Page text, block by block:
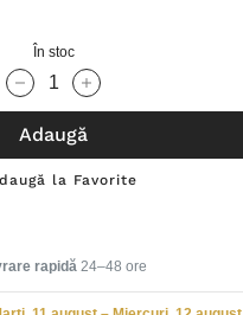
În stoc
Cantitate scăzută:
Cantitate Crescută:
Adaugă
la Favorite
rapidă 24–48 ore